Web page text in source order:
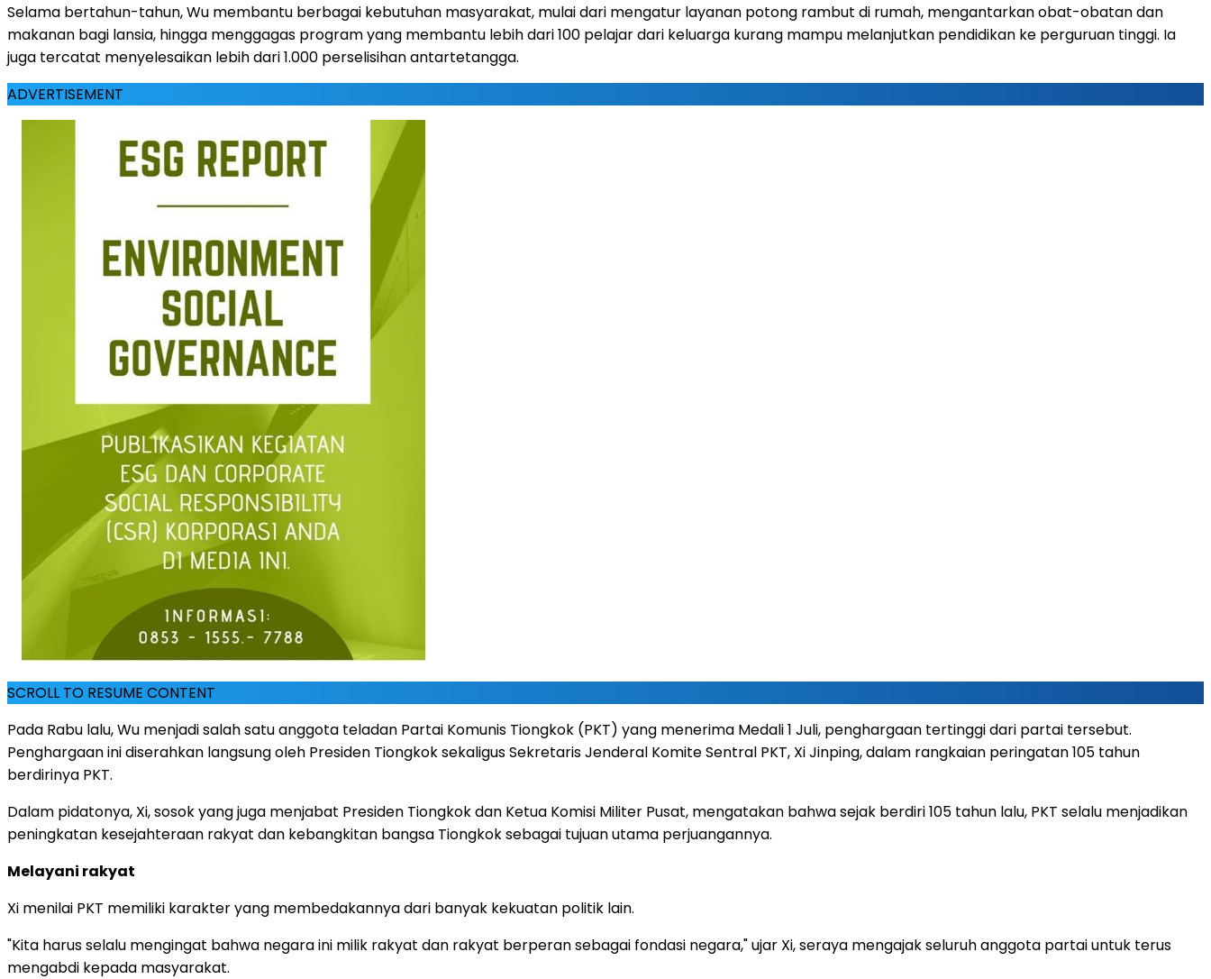
Selama bertahun-tahun, Wu membantu berbagai kebutuhan masyarakat, mulai dari mengatur layanan potong rambut di rumah, mengantarkan obat-obatan dan
makanan bagi lansia, hingga menggagas program yang membantu lebih dari 100 pelajar dari keluarga kurang mampu melanjutkan pendidikan ke perguruan tinggi. Ia
juga tercatat menyelesaikan lebih dari 1.000 perselisihan antartetangga.
ADVERTISEMENT
SCROLL TO RESUME CONTENT
Pada Rabu lalu, Wu menjadi salah satu anggota teladan Partai Komunis Tiongkok (PKT) yang menerima Medali 1 Juli, penghargaan tertinggi dari partai tersebut.
Penghargaan ini diserahkan langsung oleh Presiden Tiongkok sekaligus Sekretaris Jenderal Komite Sentral PKT, Xi Jinping, dalam rangkaian peringatan 105 tahun
berdirinya PKT.
Dalam pidatonya, Xi, sosok yang juga menjabat Presiden Tiongkok dan Ketua Komisi Militer Pusat, mengatakan bahwa sejak berdiri 105 tahun lalu, PKT selalu menjadikan
peningkatan kesejahteraan rakyat dan kebangkitan bangsa Tiongkok sebagai tujuan utama perjuangannya.
Melayani rakyat
Xi menilai PKT memiliki karakter yang membedakannya dari banyak kekuatan politik lain.
"Kita harus selalu mengingat bahwa negara ini milik rakyat dan rakyat berperan sebagai fondasi negara," ujar Xi, seraya mengajak seluruh anggota partai untuk terus
mengabdi kepada masyarakat.